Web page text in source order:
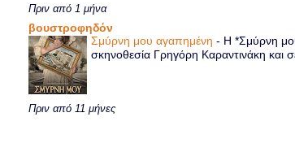
Πριν από 1 μήνα
βουστροφηδόν
Σμύρνη μου αγαπημένη- Η *Σμύρνη
σκηνοθεσία Γρηγόρη Καραντινάκη και
Πριν από 11 μήνες